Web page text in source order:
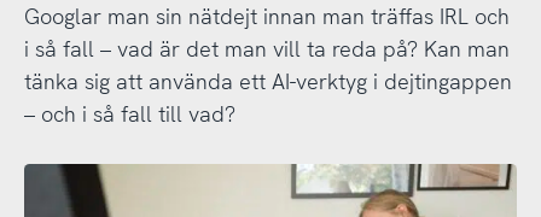
Googlar man sin nätdejt innan man träffas IRL och
i så fall – vad är det man vill ta reda på? Kan man
tänka sig att använda ett AI-verktyg i dejtingappen
– och i så fall till vad?